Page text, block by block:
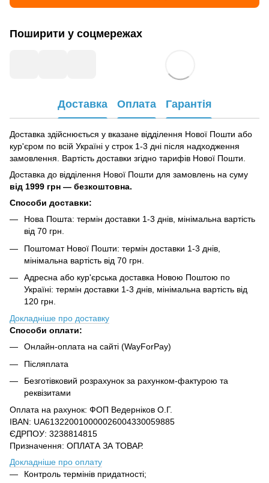
Поширити у соцмережах
Доставка Оплата Гарантія
Доставка здійснюється у вказане відділення Нової Пошти або
кур'єром по всій Україні у строк 1-3 дні після надходження
замовлення. Вартість доставки згідно тарифів Нової Пошти.
Доставка до відділення Нової Пошти для замовлень на суму
від 1999 грн — безкоштовна.
Способи доставки:
Нова Пошта: термін доставки 1-3 днів, мінімальна вартість
від 70 грн.
Поштомат Нової Пошти: термін доставки 1-3 днів,
мінімальна вартість від 70 грн.
Адресна або кур'єрська доставка Новою Поштою по
Україні: термін доставки 1-3 днів, мінімальна вартість від
120 грн.
Докладніше про доставку
Способи оплати:
Онлайн-оплата на сайті (WayForPay)
Післяплата
Безготівковий розрахунок за рахунком-фактурою та
реквізитами
Оплата на рахунок: ФОП Ведерніков О.Г.
IBAN: UA613220010000026004330059885
ЄДРПОУ: 3238814815
Призначення: ОПЛАТА ЗА ТОВАР.
Докладніше про оплату
Контроль термінів придатності;